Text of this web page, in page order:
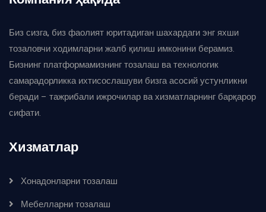
Биз сизга, биз фаолият юритадиган шахардаги энг яхши
тозаловчи ходимларни жалб қилиш имконини берамиз.
Бизнинг платформамизнинг тозалаш ва технологик
самарадорликка ихтисослашуви бизга асосий устунликни
беради – тажрибали ижрочилар ва хизматларнинг барқарор
сифати.
Хизматлар
Хонадонларни тозалаш
Мебелларни тозалаш